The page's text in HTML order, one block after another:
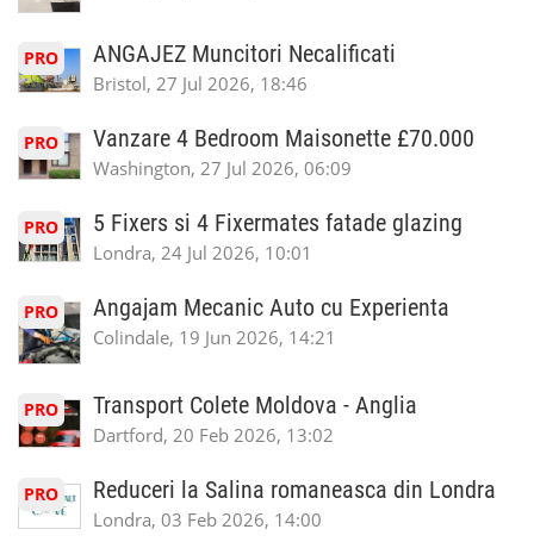
PRO ANGAJEZ Muncitori Necalificati
Bristol, 27 Jul 2026, 18:46
PRO Vanzare 4 Bedroom Maisonette £70.000
Washington, 27 Jul 2026, 06:09
PRO 5 Fixers si 4 Fixermates fatade glazing
Londra, 24 Jul 2026, 10:01
PRO Angajam Mecanic Auto cu Experienta
Colindale, 19 Jun 2026, 14:21
PRO Transport Colete Moldova - Anglia
Dartford, 20 Feb 2026, 13:02
PRO Reduceri la Salina romaneasca din Londra
Londra, 03 Feb 2026, 14:00